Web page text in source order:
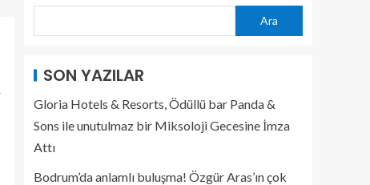
Ara
SON YAZILAR
Gloria Hotels & Resorts, Ödüllü bar Panda &
Sons ile unutulmaz bir Miksoloji Gecesine İmza
Attı
Bodrum’da anlamlı buluşma! Özgür Aras’ın çok